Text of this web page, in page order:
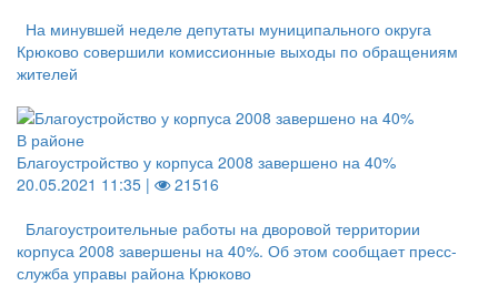
На минувшей неделе депутаты муниципального округа
Крюково совершили комиссионные выходы по обращениям
жителей
В районе
Благоустройство у корпуса 2008 завершено на 40%
20.05.2021 11:35 |
21516
Благоустроительные работы на дворовой территории
корпуса 2008 завершены на 40%. Об этом сообщает пресс-
служба управы района Крюково